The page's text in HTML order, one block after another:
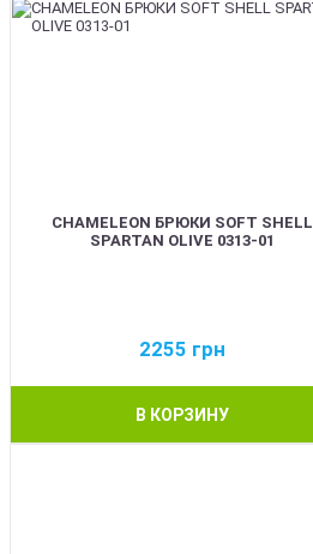
CHAMELEON БРЮКИ SOFT SHELL
SPARTAN OLIVE 0313-01
2255 грн
В КОРЗИНУ